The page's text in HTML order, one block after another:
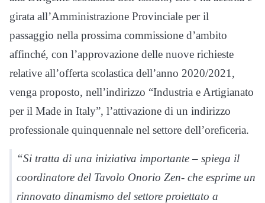
girata all’Amministrazione Provinciale per il
passaggio nella prossima commissione d’ambito
affinché, con l’approvazione delle nuove richieste
relative all’offerta scolastica dell’anno 2020/2021,
venga proposto, nell’indirizzo “Industria e Artigianato
per il Made in Italy”, l’attivazione di un indirizzo
professionale quinquennale nel settore dell’oreficeria.
“Si tratta di una iniziativa importante – spiega il
coordinatore del Tavolo Onorio Zen- che esprime un
rinnovato dinamismo del settore proiettato a